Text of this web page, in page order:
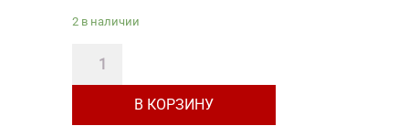
2 в наличии
Количество
товара
В КОРЗИНУ